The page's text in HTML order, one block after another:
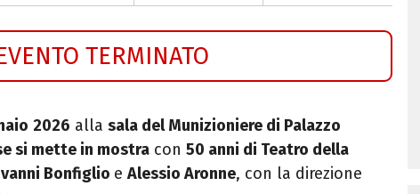
TERMINATO
2026 alla sala del Munizioniere di Palazzo
si mette in mostra con 50 anni di Teatro della
Bonfiglio e Alessio Aronne, con la direzione